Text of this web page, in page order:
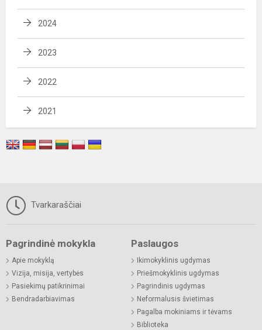
2024
2023
2022
2021
Tvarkaraščiai
Pagrindinė mokykla
Apie mokyklą
Vizija, misija, vertybės
Pasiekimų patikrinimai
Bendradarbiavimas
Paslaugos
Ikimokyklinis ugdymas
Priešmokyklinis ugdymas
Pagrindinis ugdymas
Neformalusis švietimas
Pagalba mokiniams ir tėvams
Biblioteka